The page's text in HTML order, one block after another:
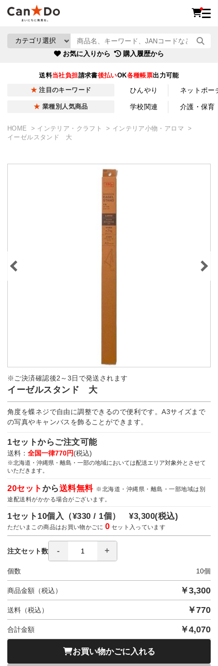
お気に入りから 購入履歴から
送料当社負担請求書後払いOK各種帳票出力可能
注目のキーワード ひんやり ネットポー
業種別人気商品 学校関連 介護・保育
HOME インテリア・クラフト
インテリア小物・アロマ
イーゼルスタンド 大
※ご決済確認後2～3日で発送されます
イーゼルスタンド 大
角度を蝶ネジで自由に調整できるので便利です。A3サイズまで
の写真やキャンバスを飾ることができます。
1セットからご注文可能
送料： 全国一律770円(税込)
※北海道・沖縄県・離島・一部の地域においては配送エリア対象外とさせて
いただきます。
20セット から送料無料 ※北海道・沖縄県・離島・一部地域は別
途配送料がかかる場合がございます。
1セット10個入（¥330 / 1個）¥3,300(税込)
ただいまこの商品はお買い物かごに0 セット入っています
注文セット数
個数 10個
商品金額（税込） ￥3,300
送料（税込） ￥770
合計金額 ￥4,070
お買い物かごに入れる